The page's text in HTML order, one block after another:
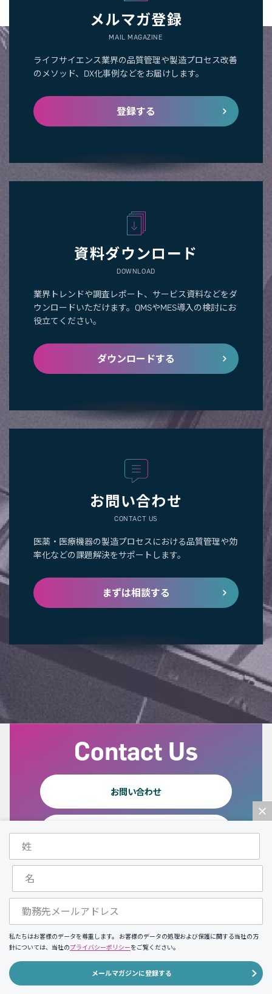
×
私たちはお客様のデータを尊重します。 お客様のデータの処理および保護に関する当社の方
針については、当社のプライバシーポリシーをご覧ください。
メルマガ登録
MAIL MAGAZINE
ライフサイエンス業界の品質管理や製造プロセス改善
のメソッド、DX化事例などをお届けします。
登録する
資料ダウンロード
DOWNLOAD
業界トレンドや調査レポート、サービス資料などをダ
ウンロードいただけます。QMSやMES導入の検討にお
役立てください。
ダウンロードする
お問い合わせ
CONTACT US
医薬・医療機器の製造プロセスにおける品質管理や効
率化などの課題解決をサポートします。
まずは相談する
Contact Us
お問い合わせ
お客様サポート
お役立ちコンテンツ
マスターコントロールについて
資料請求・お問い合わせ